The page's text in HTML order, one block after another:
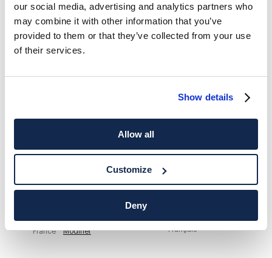
our social media, advertising and analytics partners who
may combine it with other information that you’ve
provided to them or that they’ve collected from your use
of their services.
Show details
Allow all
Customize
Deny
HACKETT NEWSLETTER
PROFITEZ DE10%DE RÉDUCTION SUR VOTRE PREMIER
ACHAT
évènements.
France Modifier Français